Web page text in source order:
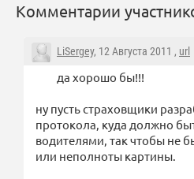
Комментарии
LiSergey, 12 Августа 2011 , url
да хорошо бы!!!
ну пусть страховщики
протокола, куда должно
водителями, так чтобы не
или неполноты картины.